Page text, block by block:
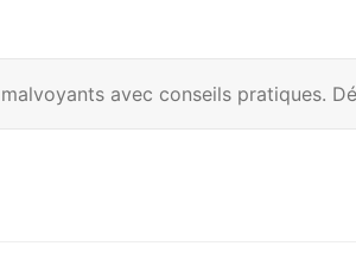
avec conseils pratiques.